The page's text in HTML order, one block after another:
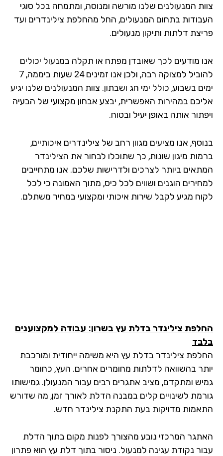
המנעולנים שלנו מורשה ומנוסה, ומתמחה בכל סוגי
בתחום המנעולים, החל מהחלפת צילינדרים ועד
דלתות ותיקון מנעולים.
מודעים לכך שאובדן מפתח או תקלה במנעול יכולים
להוביל למצוקה רבה, ולכן אנו זמינים 24 שעות ביממה, 7
בשבוע, כולל ימי חג ושבתון. צוות המנעולנים שלנו יגיע
במהירות האפשרית, יבצע אבחון מקצועי של הבעיה
אותה באופן יעיל ובטוח.
אנו מציעים מגוון רחב של צילינדרים איכותיים,
מיגון שונות, כך שתוכלו לבחור את הצילינדר
ביותר לצרכים ולדרישות שלכם. אנו מתחייבים
הוגנים ושווים לכל כיס, מתוך האמונה כי לכל
מגיע לקבל שירות איכותי ומקצועי במחיר משתלם.
צילינדר בדלת עץ בשרון: עבודה למקצוענים
צילינדר בדלת עץ היא משימה ייחודית ומורכבת
בהשוואה לדלתות מחומרים אחרים. העץ, כחומר
ומתקדם, מציב אתגרים רבים עבור המנעולן. גמישותו
לשינויים קלים במבנה הדלת לאורך זמן, מה שדורש
מדויקות בעת התקנת צילינדר חדש.
המרכזי נובע מהצורך לפנות מקום בתוך הדלת
נקודת עגינה למנעול. ניסור בתוך דלת עץ הוא פתרון